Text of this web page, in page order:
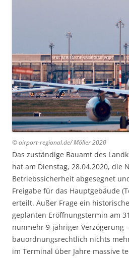
© airport-regional.de/ Möller 2020
Das zuständige Bauamt des
hat am Dienstag, 28.04.2020, die
Betriebssicherheit abgesegnet
Freigabe für das Hauptgebäude
erteilt. Außer Frage ein
geplanten Eröffnungstermin am
nunmehr 9-jähriger Verzögerung
bauordnungsrechtlich nichts
im Terminal über Jahre massive